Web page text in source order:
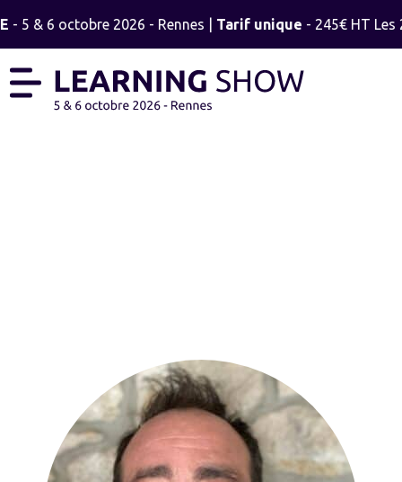
- 5 & 6 octobre 2026 - Rennes | Tarif unique- 245€ HT Les